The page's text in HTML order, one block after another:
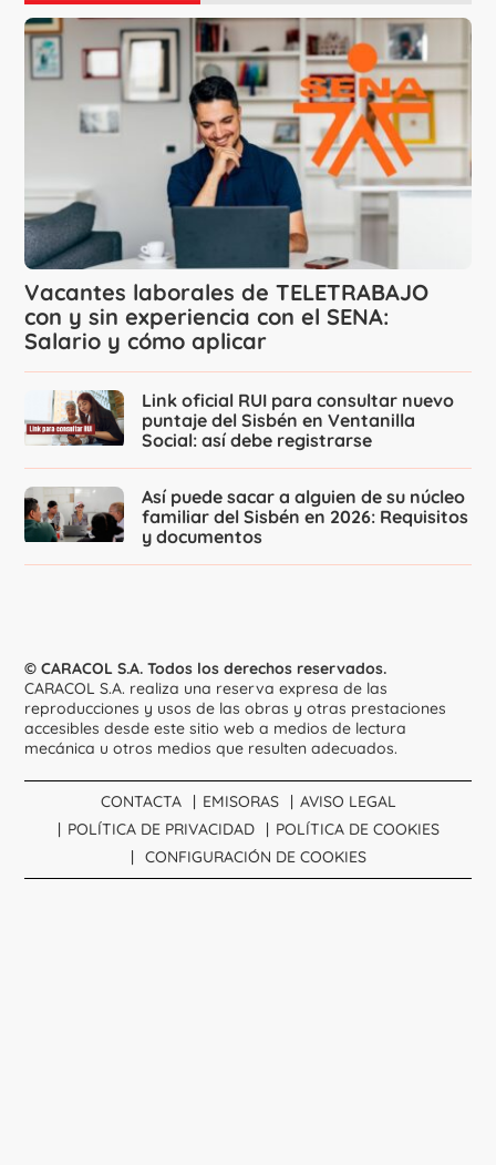
Vacantes laborales de TELETRABAJO
con y sin experiencia con el SENA:
Salario y cómo aplicar
Link oficial RUI para consultar nuevo
puntaje del Sisbén en Ventanilla
Social: así debe registrarse
Así puede sacar a alguien de su núcleo
familiar del Sisbén en 2026: Requisitos
y documentos
© CARACOL S.A. Todos los derechos reservados.
CARACOL S.A. realiza una reserva expresa de las
reproducciones y usos de las obras y otras prestaciones
accesibles desde este sitio web a medios de lectura
mecánica u otros medios que resulten adecuados.
CONTACTA EMISORAS
AVISO LEGAL
POLÍTICA DE PRIVACIDAD
POLÍTICA DE COOKIES
CONFIGURACIÓN DE COOKIES